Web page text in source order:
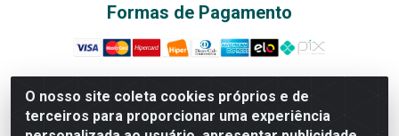
O nosso site coleta cookies próprios e de
terceiros para proporcionar uma experiência
Formas de Pagamento
Rede Brasil - Avenida Universitária, nº 3860, Jardim das